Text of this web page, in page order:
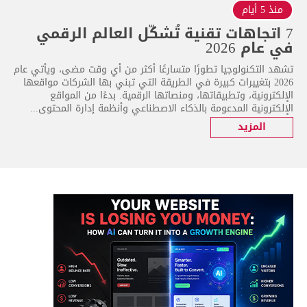
منذ 5 أيام
7 اتجاهات تقنية تُشكّل العالم الرقمي
في عام 2026
تشهد التكنولوجيا تطورًا متسارعًا أكثر من أي وقت مضى، ويأتي عام
2026 بتغييرات كبيرة في الطريقة التي تبني بها الشركات مواقعها
الإلكترونية، وتطبيقاتها، ومنصاتها الرقمية. بدءًا من المواقع
الإلكترونية المدعومة بالذكاء الاصطناعي وأنظمة إدارة المحتوى...
المزيد